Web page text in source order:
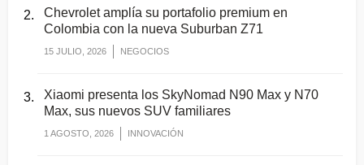
Chevrolet amplía su portafolio premium en
Colombia con la nueva Suburban Z71
15 JULIO, 2026 NEGOCIOS
Xiaomi presenta los SkyNomad N90 Max y N70
Max, sus nuevos SUV familiares
1 AGOSTO, 2026 INNOVACIÓN